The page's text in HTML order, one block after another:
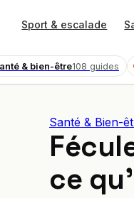
Sport & escalade
& bien-être108 guides
Santé & Bien-
ce